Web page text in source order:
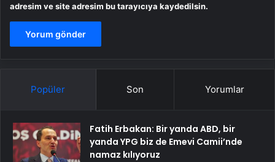
adresim ve site adresim bu tarayıcıya kaydedilsin.
Popüler Son Yorumlar
Fatih Erbakan: Bir yanda ABD, bir
yanda YPG biz de Emevi Camii’nde
namaz kılıyoruz